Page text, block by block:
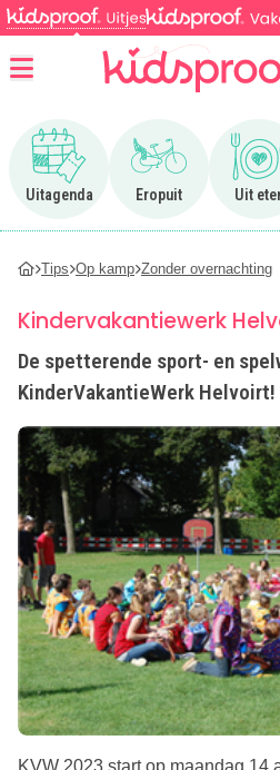
Uitagenda
Ga naar Uitagenda
Eropuit
Ga naar
Uit
Tips Op kamp Zonder overnachting
Kindervakantiewerk
De spetterende sport- en
KinderVakantieWerk Helvoirt!